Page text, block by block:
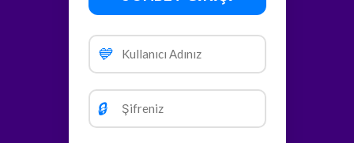
💙
🔒